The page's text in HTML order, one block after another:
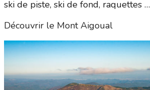
ski de piste, ski de fond, raquettes …
Découvrir le Mont Aigoual